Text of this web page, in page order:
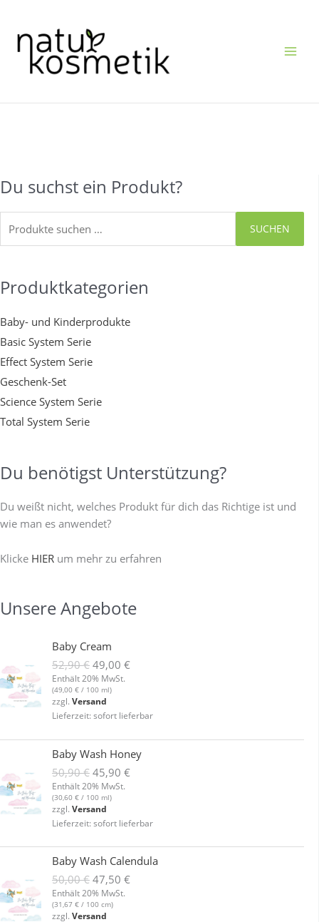
springen
Du suchst ein Produkt?
Suchen
SUCHEN
Produktkategorien
Baby- und Kinderprodukte
Basic System Serie
Effect System Serie
Geschenk-Set
Science System Serie
Total System Serie
Du benötigst Unterstützung?
Du weißt nicht, welches Produkt für dich das Richtige ist und
wie man es anwendet?
Klicke HIER um mehr zu erfahren
Unsere Angebote
Baby Cream
52,90€
Preis
war:
52,90 €
49,00 €ist:
Enthält 20% MwSt.
(49,00 €/ 100 ml)
zzgl. Versand
Lieferzeit: sofort lieferbar
Baby Wash Honey
50,90€
Ursprünglicher
Preis
war:
50,90 €
45,90 €
Preis
ist:
Enthält 20% MwSt.
(30,60 €/ 100 ml)
zzgl. Versand
Lieferzeit: sofort lieferbar
Baby Wash Calendula
50,00€
Ursprünglicher
Preis
war:
50,00 €
47,50 €
Aktueller
Preis
ist:
Enthält 20% MwSt.
(31,67 €/ 100 cm)
zzgl. Versand